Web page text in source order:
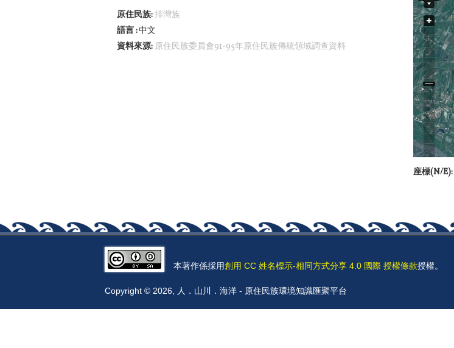
原住民族:排灣族
語言 中文
資料來源: 原住民族委員會91-95年原住民族傳統領域調查資料
座標(N/E):
本著作係採用創用 CC 姓名標示-相同方式分享 4.0 國際 授權條款授權。
Copyright © 2026, 人．山川．海洋 - 原住民族環境知識匯聚平台